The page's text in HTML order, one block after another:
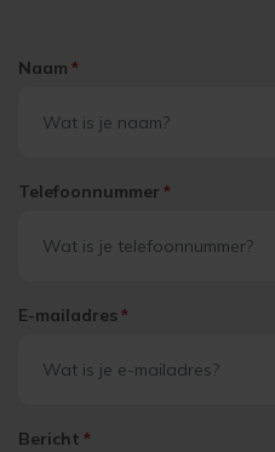
Naam *
Telefoonnummer *
E-mailadres *
Bericht *